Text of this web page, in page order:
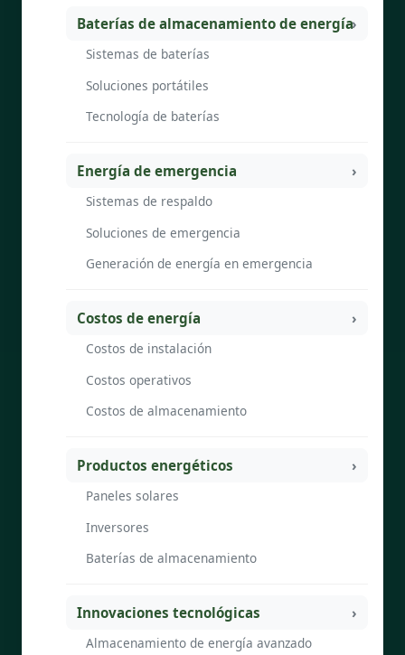
Baterías de almacenamiento de energía
Sistemas de baterías
Soluciones portátiles
Tecnología de baterías
Energía de emergencia
Sistemas de respaldo
Soluciones de emergencia
Generación de energía en emergencia
Costos de energía
Costos de instalación
Costos operativos
Costos de almacenamiento
Productos energéticos
Paneles solares
Inversores
Baterías de almacenamiento
Innovaciones tecnológicas
Almacenamiento de energía avanzado